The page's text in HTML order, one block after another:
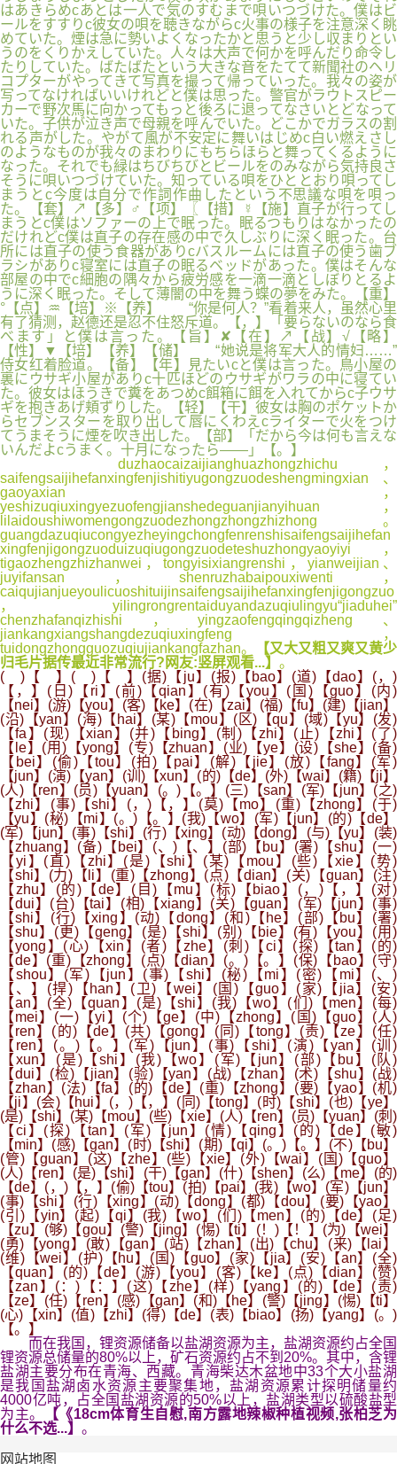
はあきらめcあとは一人で気のすむまで唄いつづけた。僕はビ
ールをすすりc彼女の唄を聴きながらc火事の様子を注意深く眺
めていた。煙は急に勢いよくなったかと思うと少し収まりとい
うのをくりかえしていた。人々は大声で何かを呼んだり命令し
たりしていた。ばたばたという大きな音をたてて新聞社のヘリ
コプターがやってきて写真を撮って帰っていった。我々の姿が
写ってなければいいけれどと僕は思った。警官がラウトスピー
カーで野次馬に向かってもっと後ろに退ってなさいとどなって
いた。子供が泣き声で母親を呼んでいた。どこかでガラスの割
れる声がした。やがて風が不安定に舞いはじめc白い燃えさし
のようなものが我々のまわりにもちらほらと舞ってくるように
なった。それでも緑はちびちびとビールをのみながら気持良さ
そうに唄いつづけていた。知っている唄をひととおり唄ってし
まうとc今度は自分で作詞作曲したという不思議な唄を唄っ
た。【套】↗【多】♂【项】〖【措】☿【施】直子が行ってし
まうとc僕はソファーの上で眠った。眠るつもりはなかったの
だけれどc僕は直子の存在感の中で久しぶりに深く眠った。台
所には直子の使う食器がありcバスルームには直子の使う歯ブ
ラシがありc寝室には直子の眠るベッドがあった。僕はそんな
部屋の中でc細胞の隅々から疲労感を一滴一滴としぼりとるよ
うに深く眠った。そして薄闇の中を舞う蝶の夢をみた。【重】
°【点】♒【培】※【养】 “你是何人？”看着来人，虽然心里
有了猜测，赵德还是忍不住怒斥道。【，】「要らないのなら食
べます」と僕は言った。【旨】✘【在】↗【战】√【略】
【性】▼【培】【养】【储】 “她说是将军大人的情妇……”
侍女红着脸道。【备】【年】見たいcと僕は言った。鳥小屋の
裏にウサギ小屋がありc十匹ほどのウサギがワラの中に寝てい
た。彼女はほうきで糞をあつめc餌箱に餌を入れてからc子ウサ
ギを抱きあげ頬ずりした。【轻】【干】彼女は胸のポケットか
らセブンスターを取り出して唇にくわえcライターで火をつけ
てうまそうに煙を吹き出した。【部】「だから今は何も言えな
いんだよcうまく。十月になったら――」【。】
duzhaocaizaijianghuazhongzhichu，
saifengsaijihefanxingfenjishitiyugongzuodeshengmingxian、
gaoyaxian，
yeshizuqiuxingyezuofengjianshedeguanjianyihuan，
lilaidoushiwomengongzuodezhongzhongzhizhong。
guangdazuqiucongyezheyingchongfenrenshisaifengsaijihefan
xingfenjigongzuoduizuqiugongzuodeteshuzhongyaoyiyi，
tigaozhengzhizhanwei，tongyisixiangrenshi，yianweijian、
juyifansan，shenruzhabaipouxiwenti，
caiqujianjueyoulicuoshituijinsaifengsaijihefanxingfenjigongzuo
，yilingrongrentaiduyandazuqiulingyu“jiaduhei”
chenzhafanqizhishi，yingzaofengqingqizheng、
jiankangxiangshangdezuqiuxingfeng，
tuidongzhongguozuqiujiankangfazhan。
【又大又粗又爽又黄少
归毛片据传最近非常流行?网友:竖屏观看...】 。
( )【 】( )【 】(据)【ju】(报)【bao】(道)【dao】(，)
【，】(日)【ri】(前)【qian】(有)【you】(国)【guo】(内)
【nei】(游)【you】(客)【ke】(在)【zai】(福)【fu】(建)【jian】
(沿)【yan】(海)【hai】(某)【mou】(区)【qu】(域)【yu】(发)
【fa】(现)【xian】(并)【bing】(制)【zhi】(止)【zhi】(了)
【le】(用)【yong】(专)【zhuan】(业)【ye】(设)【she】(备)
【bei】(偷)【tou】(拍)【pai】(解)【jie】(放)【fang】(军)
【jun】(演)【yan】(训)【xun】(的)【de】(外)【wai】(籍)【ji】
(人)【ren】(员)【yuan】(。)【。】(三)【san】(军)【jun】(之)
【zhi】(事)【shi】(，)【，】(莫)【mo】(重)【zhong】(于)
【yu】(秘)【mi】(。)【。】(我)【wo】(军)【jun】(的)【de】
(军)【jun】(事)【shi】(行)【xing】(动)【dong】(与)【yu】(装)
【zhuang】(备)【bei】(、)【、】(部)【bu】(署)【shu】(一)
【yi】(直)【zhi】(是)【shi】(某)【mou】(些)【xie】(势)
【shi】(力)【li】(重)【zhong】(点)【dian】(关)【guan】(注)
【zhu】(的)【de】(目)【mu】(标)【biao】(，)【，】(对)
【dui】(台)【tai】(相)【xiang】(关)【guan】(军)【jun】(事)
【shi】(行)【xing】(动)【dong】(和)【he】(部)【bu】(署)
【shu】(更)【geng】(是)【shi】(别)【bie】(有)【you】(用)
【yong】(心)【xin】(者)【zhe】(刺)【ci】(探)【tan】(的)
【de】(重)【zhong】(点)【dian】(。)【。】(保)【bao】(守)
【shou】(军)【jun】(事)【shi】(秘)【mi】(密)【mi】(、)
【、】(捍)【han】(卫)【wei】(国)【guo】(家)【jia】(安)
【an】(全)【quan】(是)【shi】(我)【wo】(们)【men】(每)
【mei】(一)【yi】(个)【ge】(中)【zhong】(国)【guo】(人)
【ren】(的)【de】(共)【gong】(同)【tong】(责)【ze】(任)
【ren】(。)【。】(军)【jun】(事)【shi】(演)【yan】(训)
【xun】(是)【shi】(我)【wo】(军)【jun】(部)【bu】(队)
【dui】(检)【jian】(验)【yan】(战)【zhan】(术)【shu】(战)
【zhan】(法)【fa】(的)【de】(重)【zhong】(要)【yao】(机)
【ji】(会)【hui】(，)【，】(同)【tong】(时)【shi】(也)【ye】
(是)【shi】(某)【mou】(些)【xie】(人)【ren】(员)【yuan】(刺)
【ci】(探)【tan】(军)【jun】(情)【qing】(的)【de】(敏)
【min】(感)【gan】(时)【shi】(期)【qi】(。)【。】(不)【bu】
(管)【guan】(这)【zhe】(些)【xie】(外)【wai】(国)【guo】
(人)【ren】(是)【shi】(干)【gan】(什)【shen】(么)【me】(的)
【de】(，)【，】(偷)【tou】(拍)【pai】(我)【wo】(军)【jun】
(事)【shi】(行)【xing】(动)【dong】(都)【dou】(要)【yao】
(引)【yin】(起)【qi】(我)【wo】(们)【men】(的)【de】(足)
【zu】(够)【gou】(警)【jing】(惕)【ti】(！)【！】(为)【wei】
(勇)【yong】(敢)【gan】(站)【zhan】(出)【chu】(来)【lai】
(维)【wei】(护)【hu】(国)【guo】(家)【jia】(安)【an】(全)
【quan】(的)【de】(游)【you】(客)【ke】(点)【dian】(赞)
【zan】(：)【：】(这)【zhe】(样)【yang】(的)【de】(责)
【ze】(任)【ren】(感)【gan】(和)【he】(警)【jing】(惕)【ti】
(心)【xin】(值)【zhi】(得)【de】(表)【biao】(扬)【yang】(。)
【。】
而在我国，锂资源储备以盐湖资源为主，盐湖资源约占全国
锂资源总储量的80%以上，矿石资源约占不到20%。其中，含锂
盐湖主要分布在青海、西藏。青海柴达木盆地中33个大小盐湖
是我国盐湖卤水资源主要聚集地，盐湖资源累计探明储量约
4000亿吨，占全国盐湖资源的50%以上，盐湖类型以硫酸盐型
为主。
【《18cm体育生自慰,南方露地辣椒种植视频,张柏芝为
什么不选...】 。
网站地图